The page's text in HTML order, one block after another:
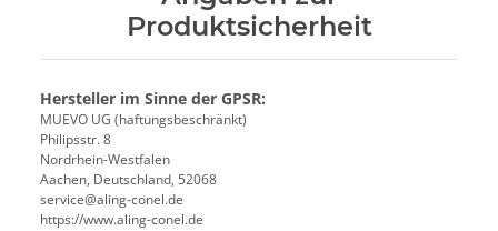
Produktsicherheit
Hersteller im Sinne der GPSR:
MUEVO UG (haftungsbeschränkt)
Philipsstr. 8
Nordrhein-Westfalen
Aachen, Deutschland, 52068
service@aling-conel.de
https://www.aling-conel.de